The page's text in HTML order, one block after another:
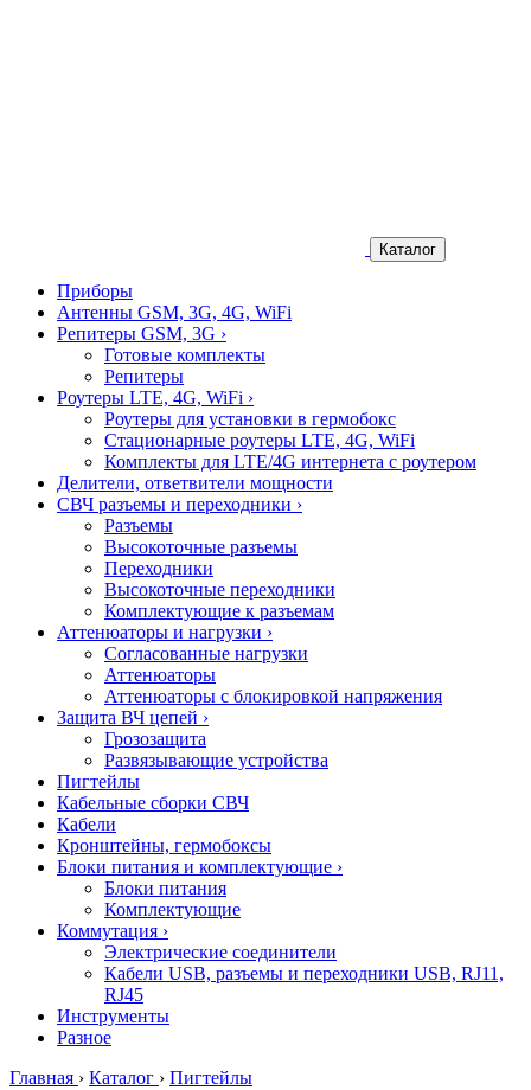
Каталог
Приборы
Антенны GSM, 3G, 4G, WiFi
Репитеры GSM, 3G ›
Готовые комплекты
Репитеры
Роутеры LTE, 4G, WiFi ›
Роутеры для установки в гермобокс
Стационарные роутеры LTE, 4G, WiFi
Комплекты для LTE/4G интернета с роутером
Делители, ответвители мощности
СВЧ разъемы и переходники ›
Разъемы
Высокоточные разъемы
Переходники
Высокоточные переходники
Комплектующие к разъемам
Аттенюаторы и нагрузки ›
Согласованные нагрузки
Аттенюаторы
Аттенюаторы с блокировкой напряжения
Защита ВЧ цепей ›
Грозозащита
Развязывающие устройства
Пигтейлы
Кабельные сборки СВЧ
Кабели
Кронштейны, гермобоксы
Блоки питания и комплектующие ›
Блоки питания
Комплектующие
Коммутация ›
Электрические соединители
Кабели USB, разъемы и переходники USB, RJ11,
RJ45
Инструменты
Разное
Главная › Каталог › Пигтейлы